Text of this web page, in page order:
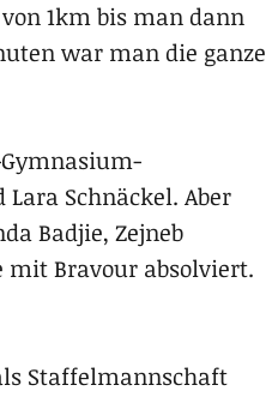
1km bis man dann
war man die ganze
Schnäckel. Aber
Badjie, Zejneb
mit Bravour absolviert.
Staffelmannschaft